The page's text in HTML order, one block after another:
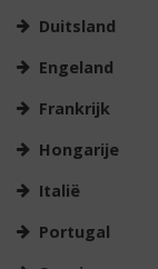
Duitsland
Engeland
Frankrijk
Hongarije
Italië
Portugal